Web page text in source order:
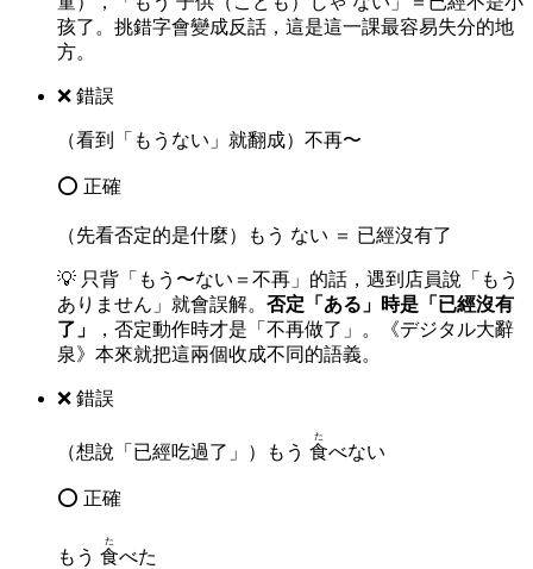
孩了。挑錯字會變成反話，這是這一課最容易失分的地
方。
❌ 錯誤
（看到「もうない」就翻成）不再〜
⭕ 正確
（先看否定的是什麼）もう ない ＝ 已經沒有了
💡 只背「もう〜ない＝不再」的話，遇到店員說「もう
ありません」就會誤解。 否定「ある」時是「已經沒有
了」
，否定動作時才是「不再做了」。《デジタル大辭
泉》本來就把這兩個收成不同的語義。
❌ 錯誤
（想說「已經吃過了」）もう 食
た
べない
⭕ 正確
もう 食
た
べた